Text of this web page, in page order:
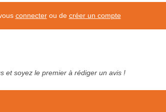
connecterou de créer un compte
et soyez le premier à rédiger un avis !